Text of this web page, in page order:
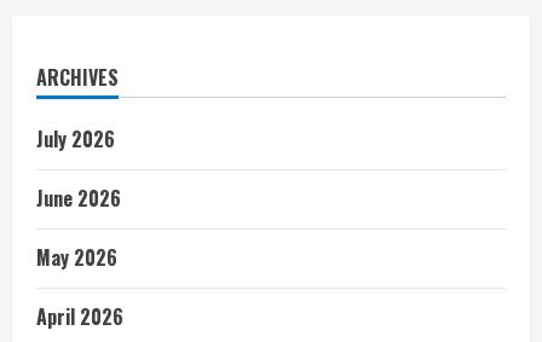
ARCHIVES
July 2026
June 2026
May 2026
April 2026